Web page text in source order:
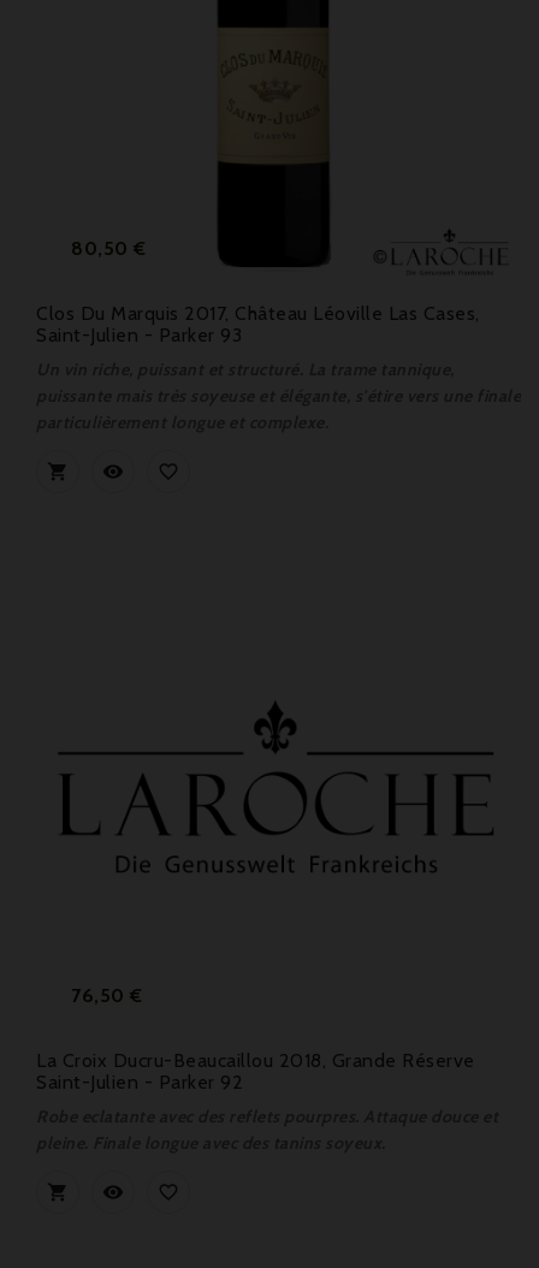
Prix
80,50 €
Clos Du Marquis 2017, Château Léoville Las Cases,
Saint-Julien - Parker 93
  
Prix
76,50 €
La Croix Ducru-Beaucaillou 2018, Grande Réserve
Saint-Julien - Parker 92
  